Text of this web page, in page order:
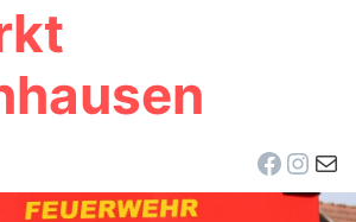
E-